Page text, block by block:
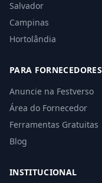
Salvador
Campinas
Hortolândia
PARA FORNECEDORES
Anuncie na Festverso
Área do Fornecedor
Ferramentas Gratuitas
Blog
INSTITUCIONAL